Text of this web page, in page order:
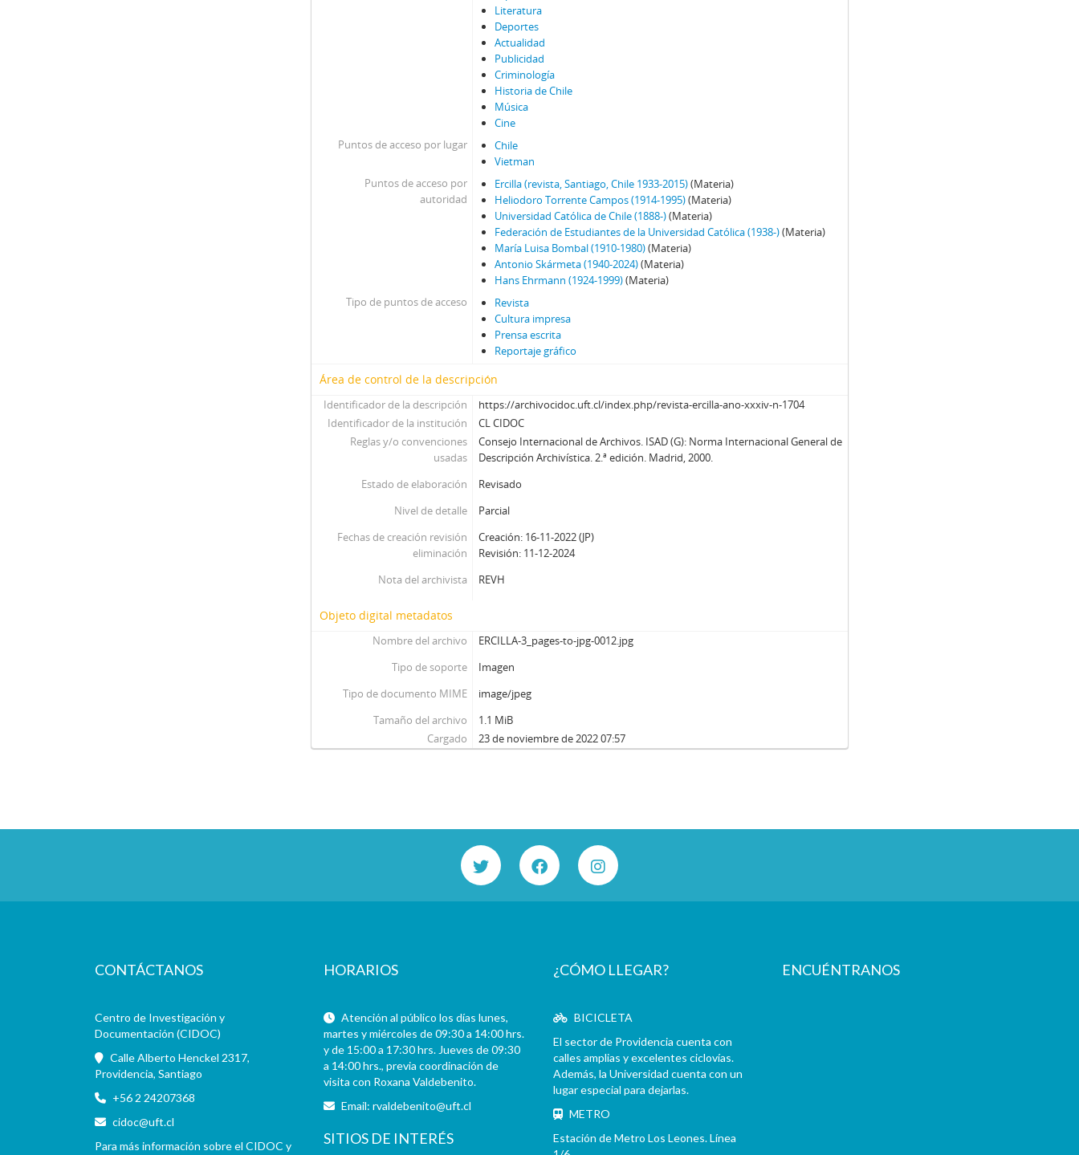
Literatura
Deportes
Actualidad
Publicidad
Criminología
Historia de Chile
Música
Cine
Puntos de acceso por lugar
Chile
Vietman
Puntos de acceso por
autoridad
Ercilla (revista, Santiago, Chile 1933-2015)(Materia)
Heliodoro Torrente Campos (1914-1995)(Materia)
Universidad Católica de Chile (1888-)(Materia)
Federación de Estudiantes de la Universidad Católica (1938-)(Materia)
María Luisa Bombal (1910-1980)(Materia)
Antonio Skármeta (1940-2024)(Materia)
Hans Ehrmann (1924-1999)(Materia)
Tipo de puntos de acceso
Revista
Cultura impresa
Prensa escrita
Reportaje gráfico
Área de control de la descripción
Identificador de la descripción
https://archivocidoc.uft.cl/index.php/revista-ercilla-ano-xxxiv-n-1704
Identificador de la institución
CL CIDOC
Reglas y/o convenciones
usadas
Consejo Internacional de Archivos. ISAD (G): Norma Internacional General de
Descripción Archivística. 2.ª edición. Madrid, 2000.
Estado de elaboración
Revisado
Nivel de detalle
Parcial
Fechas de creación revisión
eliminación
Creación: 16-11-2022 (JP)
Revisión: 11-12-2024
Nota del archivista
REVH
Objeto digital metadatos
Nombre del archivo
ERCILLA-3_pages-to-jpg-0012.jpg
Tipo de soporte
Imagen
Tipo de documento MIME
image/jpeg
Tamaño del archivo
1.1 MiB
Cargado
23 de noviembre de 2022 07:57
CONTÁCTANOS
Centro de Investigación y
Documentación (CIDOC)
Calle Alberto Henckel 2317,
Providencia, Santiago
+56 2 24207368
cidoc@uft.cl
Para más información sobre el CIDOC y
HORARIOS
Atención al público los días lunes,
martes y miércoles de 09:30 a 14:00 hrs.
y de 15:00 a 17:30 hrs. Jueves de 09:30
a 14:00 hrs., previa coordinación de
visita con Roxana Valdebenito.
Email:rvaldebenito@uft.cl
SITIOS DE INTERÉS
¿CÓMO LLEGAR?
BICICLETA
El sector de Providencia cuenta con
calles amplias y excelentes ciclovías.
Además, la Universidad cuenta con un
lugar especial para dejarlas.
METRO
Estación de Metro Los Leones. Línea
ENCUÉNTRANOS